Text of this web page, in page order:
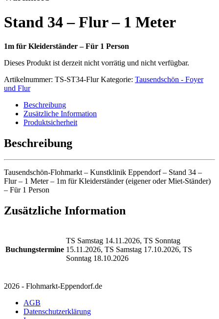
Stand 34 – Flur – 1 Meter
1m für Kleiderständer – Für 1 Person
Dieses Produkt ist derzeit nicht vorrätig und nicht verfügbar.
Artikelnummer: TS-ST34-Flur Kategorie: Tausendschön - Foyer
und Flur
Beschreibung
Zusätzliche Information
Produktsicherheit
Beschreibung
Tausendschön-Flohmarkt – Kunstklinik Eppendorf – Stand 34 –
Flur – 1 Meter – 1m für Kleiderständer (eigener oder Miet-Ständer)
– Für 1 Person
Zusätzliche Information
Buchungstermine
TS Samstag 14.11.2026, TS Sonntag
15.11.2026, TS Samstag 17.10.2026, TS
Sonntag 18.10.2026
2026 - Flohmarkt-Eppendorf.de
AGB
Datenschutzerklärung